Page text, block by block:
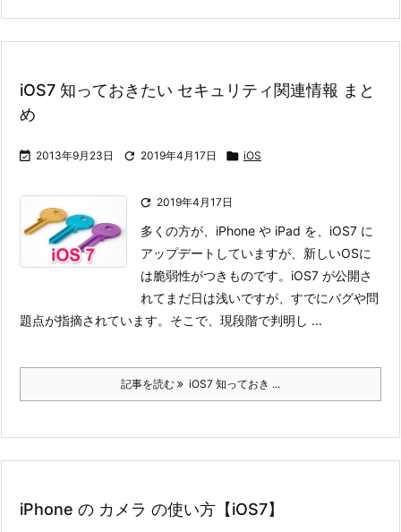
iOS7 知っておきたい セキュリティ関連情報 まと
め
 2013年9月23日  2019年4月17日  iOS
 2019年4月17日
多くの方が、iPhone や iPad を、iOS7 に
アップデートしていますが、新しいOSに
は脆弱性がつきものです。iOS7 が公開さ
れてまだ日は浅いですが、すでにバグや問
題点が指摘されています。 そこで、現段階で判明し ...
記事を読む iOS7 知っておき ...
iPhone の カメラ の使い方【iOS7】